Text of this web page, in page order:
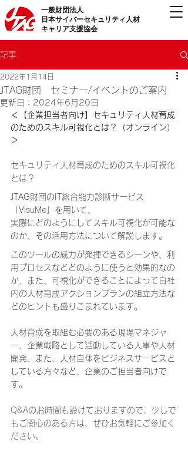
一般財団法人
日本サイバーセキュリティ人材
キャリア支援協会
記事
JTAG財団 セミナー/イベントのご案内
2022年1月14日
更新日： 2024年6月20日
＜【企業担当者向け】セキュリティ人材育成
のためのスキル可視化とは？（オンライン）
＞
セキュリティ人材育成のためのスキル可視化
とは？
JTAG財団のIT総合能力診断サービス
「VisuMe」を用いて、
実際にどのようにしてスキル可視化が可能な
のか、その活用方法について解説します。
このツールの威力が発揮できるシーンや、利
用プロセスなどどのように使うと効果的なの
か、また、可視化ができることによって自社
内の人材育成アクションプランの組立方法な
どのヒントも盛りこまれています。
人材育成を取組む必要のある現場マネジャ
ー、企業戦略として活動している人事や人材
開発、また、人材自体をビジネスサービスと
している方々など、企業のご担当者向けで
す。
Q&Aのお時間も設けておりますので、少しで
もご関心のある方は、ぜひお気軽にご参加く
ださい。